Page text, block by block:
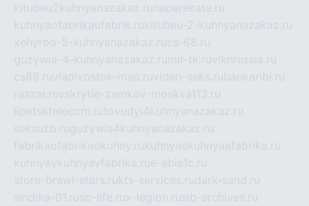
kitubeu2kuhnyanazakaz.ru naperekate.ru
kuhnyaofabrikaufabrik.rukitubeu-2-kuhnyanazakaz.ru
xehyroo-5-kuhnyanazakaz.rucs-68.ru
guzywia-4-kuhnyanazakaz.ru mir-tk.ruvlknrussia.ru
cs68.ruvladivostok-map.ruvideo-seks.rubankaribi.ru
raszar.ruvskrytie-zamkov-moskva113.ru
lipetsktelecom.rutovudyi4kuhnyanazakaz.ru
seksuzb.ruguzywia4kuhnyanazakaz.ru
fabrikaofabrikaokuhny.rukuhnyaekuhnyaafabrika.ru
kuhnyaykuhnyayfabrika.rue-abis1c.ru
store-brawl-stars.rukts-services.rudark-sand.ru
sindika-01.rusp-life.rux-legion.rusib-archives.ru